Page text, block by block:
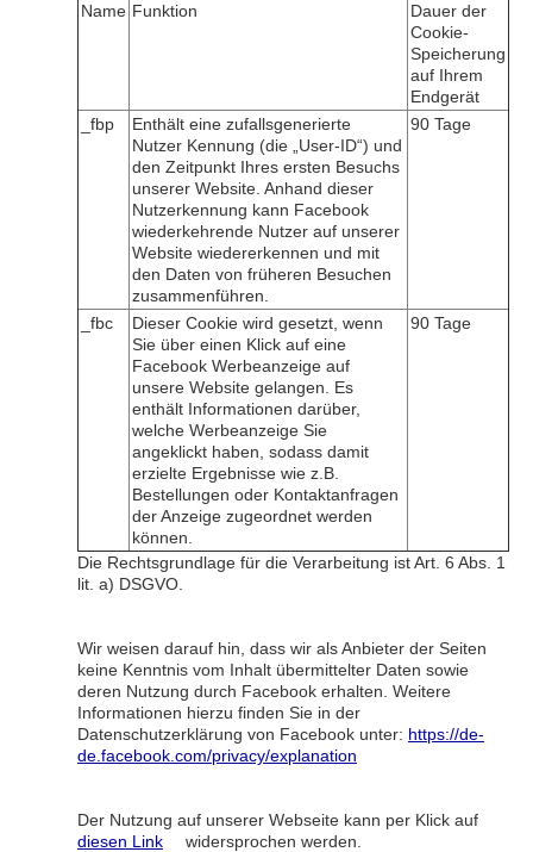
Name Funktion
Dauer der
Cookie-
Speicherung
auf Ihrem
Endgerät
_fbp
Enthält eine zufallsgenerierte
Nutzer Kennung (die „User-ID“) und
den Zeitpunkt Ihres ersten Besuchs
unserer Website. Anhand dieser
Nutzerkennung kann Facebook
wiederkehrende Nutzer auf unserer
Website wiedererkennen und mit
den Daten von früheren Besuchen
zusammenführen.
90 Tage
_fbc
Dieser Cookie wird gesetzt, wenn
Sie über einen Klick auf eine
Facebook Werbeanzeige auf
unsere Website gelangen. Es
enthält Informationen darüber,
welche Werbeanzeige Sie
angeklickt haben, sodass damit
erzielte Ergebnisse wie z.B.
Bestellungen oder Kontaktanfragen
der Anzeige zugeordnet werden
können.
90 Tage
Die Rechtsgrundlage für die Verarbeitung ist Art. 6 Abs. 1
lit. a) DSGVO.
Wir weisen darauf hin, dass wir als Anbieter der Seiten
keine Kenntnis vom Inhalt übermittelter Daten sowie
deren Nutzung durch Facebook erhalten. Weitere
Informationen hierzu finden Sie in der
Datenschutzerklärung von Facebook unter: https://de-
de.facebook.com/privacy/explanation
Der Nutzung auf unserer Webseite kann per Klick auf
diesen Link
widersprochen werden.